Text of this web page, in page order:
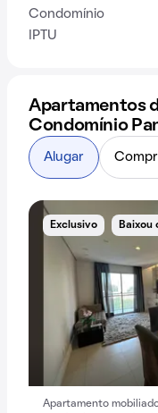
Condomínio
IPTU
Apartamentos
Condomínio
Exclusivo Baixou
Apartamento
Alugar